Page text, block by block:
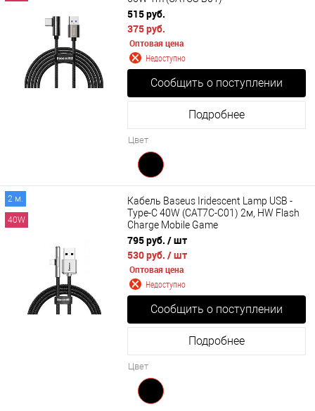
515 руб.
375 руб.
Оптовая цена
Недоступно
Сообщить о поступлении
Подробнее
Цвет
2 м.
40W
Кабель Baseus Iridescent Lamp USB -
Type-C 40W (CAT7C-C01) 2м, HW Flash
Charge Mobile Game
795 руб. / шт
530 руб. / шт
Оптовая цена
Недоступно
Сообщить о поступлении
Подробнее
Цвет